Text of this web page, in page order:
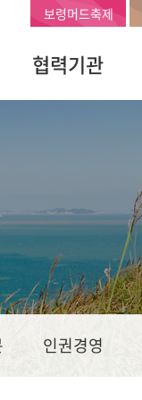
협력기관
보령머드축제
인권경영